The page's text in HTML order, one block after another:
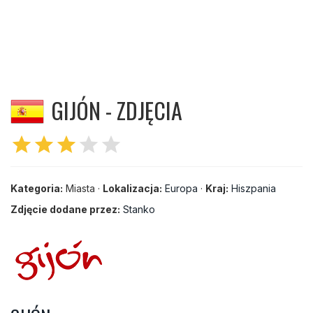
GIJÓN - ZDJĘCIA
starstarstar star star
Kategoria: Miasta · Lokalizacja: Europa · Kraj: Hiszpania
Zdjęcie dodane przez: Stanko